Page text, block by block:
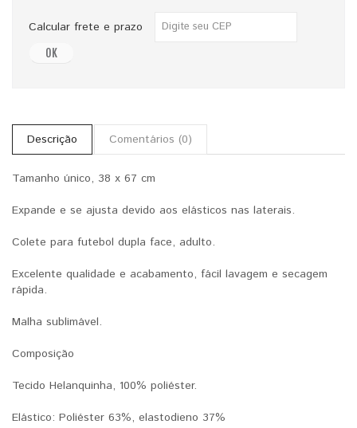
Calcular frete e prazo
OK
Descrição Comentários (0)
Tamanho único, 38 x 67 cm
Expande e se ajusta devido aos elásticos nas laterais.
Colete para futebol dupla face, adulto.
Excelente qualidade e acabamento, fácil lavagem e secagem
rápida.
Malha sublimável.
Composição
Tecido Helanquinha, 100% poliéster.
Elástico: Poliéster 63%, elastodieno 37%